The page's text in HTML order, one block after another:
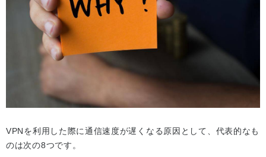
VPNを利用した際に通信速度が遅くなる原因として、代表的なも
のは次の8つです。